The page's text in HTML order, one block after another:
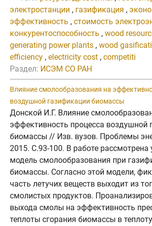
электростанции , газификация ,
эффективность , стоимость
конкурентоспособность , wood
generating power plants , wood
efficiency , electricity cost , competiti
Раздел: ИСЭМ СО РАН
Влияние смолообразования на
воздушной газификации биомассы
Донской И.Г. Влияние
эффективность процесса воздушной
биомассы // Изв. вузов. Проблемы
2015. C.93-100. В работе
модель смолообразования при
биомассы. Согласно этой модели,
часть летучих веществ выходит из
смолистых продуктов.
выхода смолы на эффективность
теплоты сгорания биомассы в